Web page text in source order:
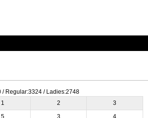
/ Regular:3324 / Ladies:2748
1 2 3
5 3 4